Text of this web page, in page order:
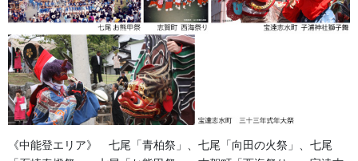
日本神話で神様の降臨の際、先頭に立って道案内したといわ
れ、顔が赤く、鼻の高いのが特徴で、お祭の行列の先導を務めま
す。
関係の祭礼品は【国指定重要無形民俗文化財・お熊甲祭】の（能
登中島 祭り会館）で見ることが出来ます。
《中能登エリア》 七尾「青柏祭」、七尾「向田の火祭」、七尾